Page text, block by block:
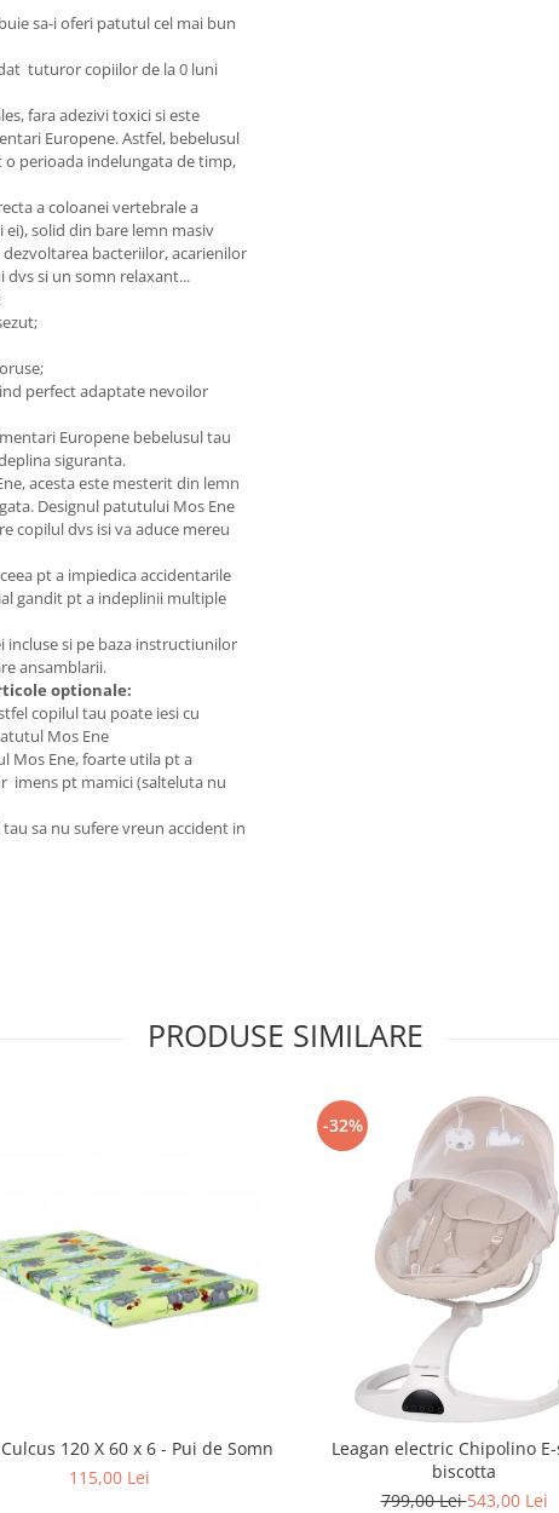
sa-i oferi patutul cel mai bun
tuturor copiilor de la 0 luni
fara adezivi toxici si este
Europene. Astfel, bebelusul
perioada indelungata de timp,
acoloanei vertebrale a
solid din bare lemn masiv
dezvoltarea bacteriilor, acarienilor
dvs si un somn relaxant...
perfect adaptate nevoilor
Europene bebelusul tau
siguranta.
acesta este mesterit din lemn
Designul patutului Mos Ene
copilul dvs isi va aduce mereu
pt a impiedica accidentarile
gandit pt a indeplinii multiple
si pe baza instructiunilor
ansamblarii.
optionale:
copilul tau poate iesi cu
Mos Ene
Ene, foarte utila pt a
imens pt mamici (salteluta nu
sa nu sufere vreun accident in
PRODUSE SIMILARE
120 X 60 x 6 - Pui de Somn
115,00 Lei
-32%
Leagan electric Chipolino
biscotta
799,00 Lei543,00 Lei